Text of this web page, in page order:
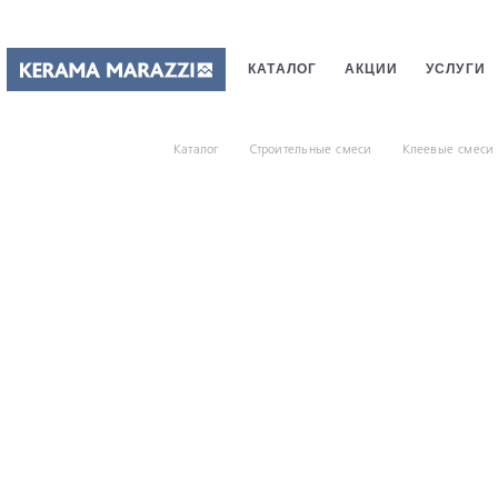
КАТАЛОГ АКЦИИ УСЛУГИ
Каталог Строительные смеси Клеевые смеси